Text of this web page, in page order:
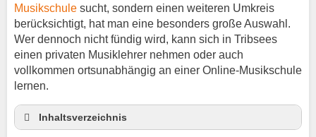
Musikschule sucht, sondern einen weiteren Umkreis
berücksichtigt, hat man eine besonders große Auswahl.
Wer dennoch nicht fündig wird, kann sich in Tribsees
einen privaten Musiklehrer nehmen oder auch
vollkommen ortsunabhängig an einer Online-Musikschule
lernen.
Inhaltsverzeichnis